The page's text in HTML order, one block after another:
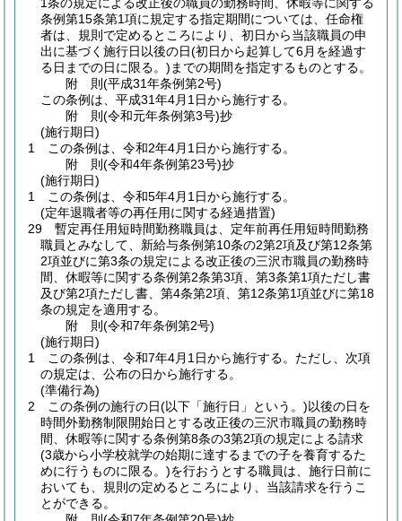
条例第15条第1項に規定する指定期間については、任命権
者は、規則で定めるところにより、初日から当該職員の申
出に基づく施行日以後の日(初日から起算して6月を経過す
る日までの日に限る。) までの期間を指定するものとする。
附 則(平成31年条例第2号)
この条例は、平成31年4月1日から施行する。
附 則(令和元年条例第3号)抄
(施行期日)
1
この条例は、令和2年4月1日から施行する。
附 則(令和4年条例第23号)抄
(施行期日)
1
この条例は、令和5年4月1日から施行する。
(定年退職者等の再任用に関する経過措置)
29
暫定再任用短時間勤務職員は、定年前再任用短時間勤務
職員とみなして、新給与条例第10条の2第2項及び第12条第
2項並びに第3条の規定による改正後の三沢市職員の勤務時
間、休暇等に関する条例第2条第3項、第3条第1項ただし書
及び第2項ただし書、第4条第2項、第12条第1項並びに第18
条の規定を適用する。
附 則(令和7年条例第2号)
(施行期日)
1
この条例は、令和7年4月1日から施行する。 ただし、次項
の規定は、公布の日から施行する。
(準備行為)
2
この条例の施行の日(以下「施行日」という。)以後の日を
時間外勤務制限開始日とする改正後の三沢市職員の勤務時
間、休暇等に関する条例第8条の3第2項の規定による請求
(3歳から小学校就学の始期に達するまでの子を養育するた
めに行うものに限る。)を行おうとする職員は、施行日前に
おいても、規則の定めるところにより、当該請求を行うこ
とができる。